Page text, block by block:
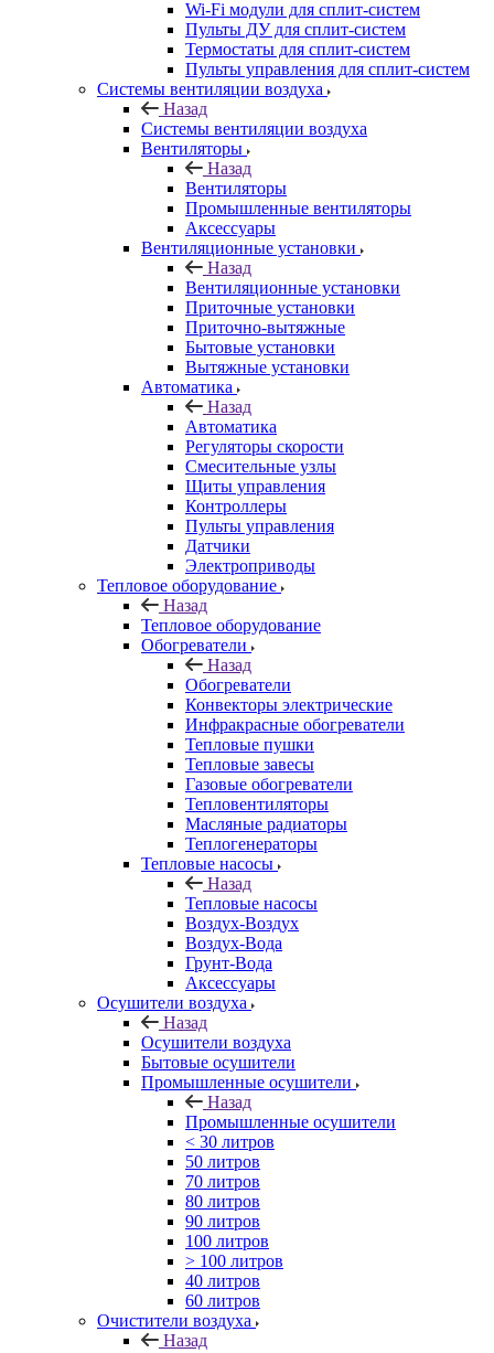
Wi-Fi модули для сплит-систем
Пульты ДУ для сплит-систем
Термостаты для сплит-систем
Пульты управления для сплит-систем
Системы вентиляции воздуха
Назад
Системы вентиляции воздуха
Вентиляторы
Назад
Вентиляторы
Промышленные вентиляторы
Аксессуары
Вентиляционные установки
Назад
Вентиляционные установки
Приточные установки
Приточно-вытяжные
Бытовые установки
Вытяжные установки
Автоматика
Назад
Автоматика
Регуляторы скорости
Смесительные узлы
Щиты управления
Контроллеры
Пульты управления
Датчики
Электроприводы
Тепловое оборудование
Назад
Тепловое оборудование
Обогреватели
Назад
Обогреватели
Конвекторы электрические
Инфракрасные обогреватели
Тепловые пушки
Тепловые завесы
Газовые обогреватели
Тепловентиляторы
Масляные радиаторы
Теплогенераторы
Тепловые насосы
Назад
Тепловые насосы
Воздух-Воздух
Воздух-Вода
Грунт-Вода
Аксессуары
Осушители воздуха
Назад
Осушители воздуха
Бытовые осушители
Промышленные осушители
Назад
Промышленные осушители
< 30 литров
50 литров
70 литров
80 литров
90 литров
100 литров
> 100 литров
40 литров
60 литров
Очистители воздуха
Назад